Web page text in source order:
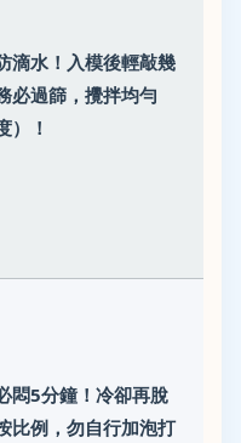
滴水！入模後輕敲幾
必過篩，攪拌均勻
）！
悶5分鐘！冷卻再脫
比例，勿自行加泡打